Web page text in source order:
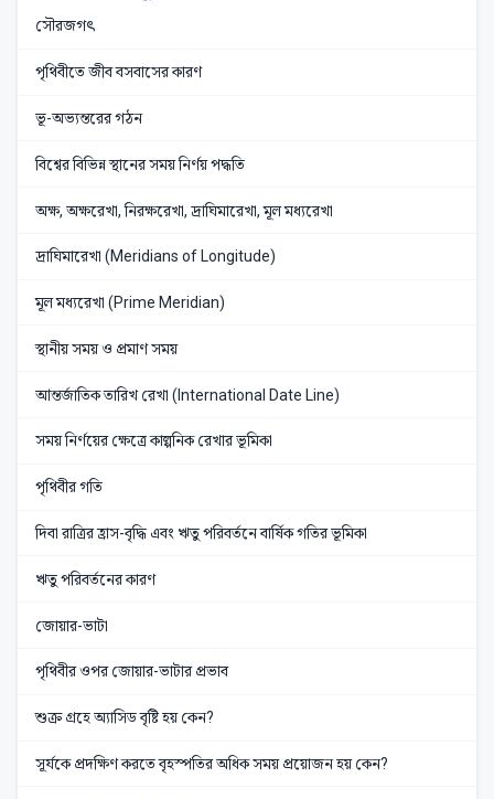
সৌরজগৎ
পৃথিবীতে জীব বসবাসের কারণ
ভূ-অভ্যন্তরের গঠন
বিশ্বের বিভিন্ন স্থানের সময় নির্ণয় পদ্ধতি
অক্ষ, অক্ষরেখা, নিরক্ষরেখা, দ্রাঘিমারেখা, মূল মধ্যরেখা
দ্রাঘিমারেখা (Meridians of Longitude)
মূল মধ্যরেখা (Prime Meridian)
স্থানীয় সময় ও প্রমাণ সময়
আন্তর্জাতিক তারিখ রেখা (International Date Line)
সময় নির্ণয়ের ক্ষেত্রে কাল্পনিক রেখার ভূমিকা
পৃথিবীর গতি
দিবা রাত্রির হ্রাস-বৃদ্ধি এবং ঋতু পরিবর্তনে বার্ষিক গতির ভূমিকা
ঋতু পরিবর্তনের কারণ
জোয়ার-ভাটা
পৃথিবীর ওপর জোয়ার-ভাটার প্রভাব
শুক্র গ্রহে অ্যাসিড বৃষ্টি হয় কেন?
সূর্যকে প্রদক্ষিণ করতে বৃহস্পতির অধিক সময় প্রয়োজন হয় কেন?